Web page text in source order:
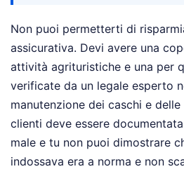
Non puoi permetterti di
assicurativa. Devi avere una
attività agrituristiche e una per
verificate da un legale esperto
manutenzione dei caschi e
clienti deve essere
male e tu non puoi dimostrare
indossava era a norma e non